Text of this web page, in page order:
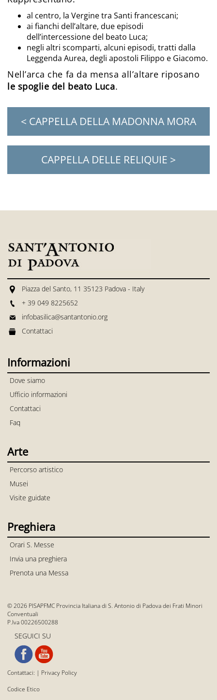
al centro, la Vergine tra Santi francescani;
ai fianchi dell’altare, due episodi
dell’intercessione del beato Luca;
negli altri scomparti, alcuni episodi, tratti dalla
Leggenda Aurea, degli apostoli Filippo e Giacomo.
Nell’arca che fa da mensa all’altare riposano
le spoglie del beato Luca.
< CAPPELLA DELLA MADONNA MORA
CAPPELLA DELLE RELIQUIE >
Piazza del Santo, 11 35123 Padova - Italy
+ 39 049 8225652
infobasilica@santantonio.org
Contattaci
Informazioni
Dove siamo
Ufficio informazioni
Contattaci
Faq
Arte
Percorso artistico
Musei
Visite guidate
Preghiera
Orari S. Messe
Invia una preghiera
Prenota una Messa
© 2026 PISAPFMC Provincia Italiana di S. Antonio di Padova dei Frati Minori
Conventuali
P.Iva 00226500288
SEGUICI SU
Contattaci: | Privacy Policy
Codice Etico